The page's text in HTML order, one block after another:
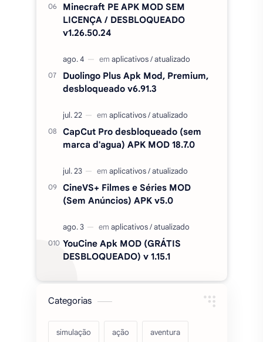
Minecraft PE APK MOD SEM
LICENÇA / DESBLOQUEADO
v1.26.50.24
Duolingo Plus Apk Mod, Premium,
desbloqueado v6.91.3
CapCut Pro desbloqueado (sem
marca d'agua) APK MOD 18.7.0
CineVS+ Filmes e Séries MOD
(Sem Anúncios) APK v5.0
YouCine Apk MOD (GRÁTIS
DESBLOQUEADO) v 1.15.1
Categorias
simulação ação aventura